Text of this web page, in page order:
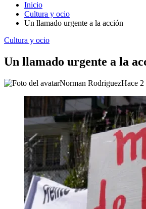
Inicio
Cultura y ocio
Un llamado urgente a la acción
Cultura y ocio
Un llamado urgente a la
Norman RodriguezHace 2